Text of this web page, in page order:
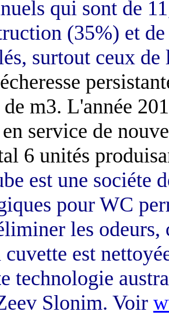
qui sont de
(35%) et
surtout ceux
m3. L'année
service de
6 unités
est une sociéte
pour WC
les
cuvette est
technologie
Slonim. Voir